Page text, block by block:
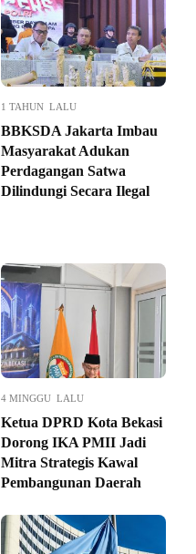
1 TAHUN LALU
BBKSDA Jakarta Imbau
Masyarakat Adukan
Perdagangan Satwa
Dilindungi Secara Ilegal
4 MINGGU LALU
Ketua DPRD Kota Bekasi
Dorong IKA PMII Jadi
Mitra Strategis Kawal
Pembangunan Daerah